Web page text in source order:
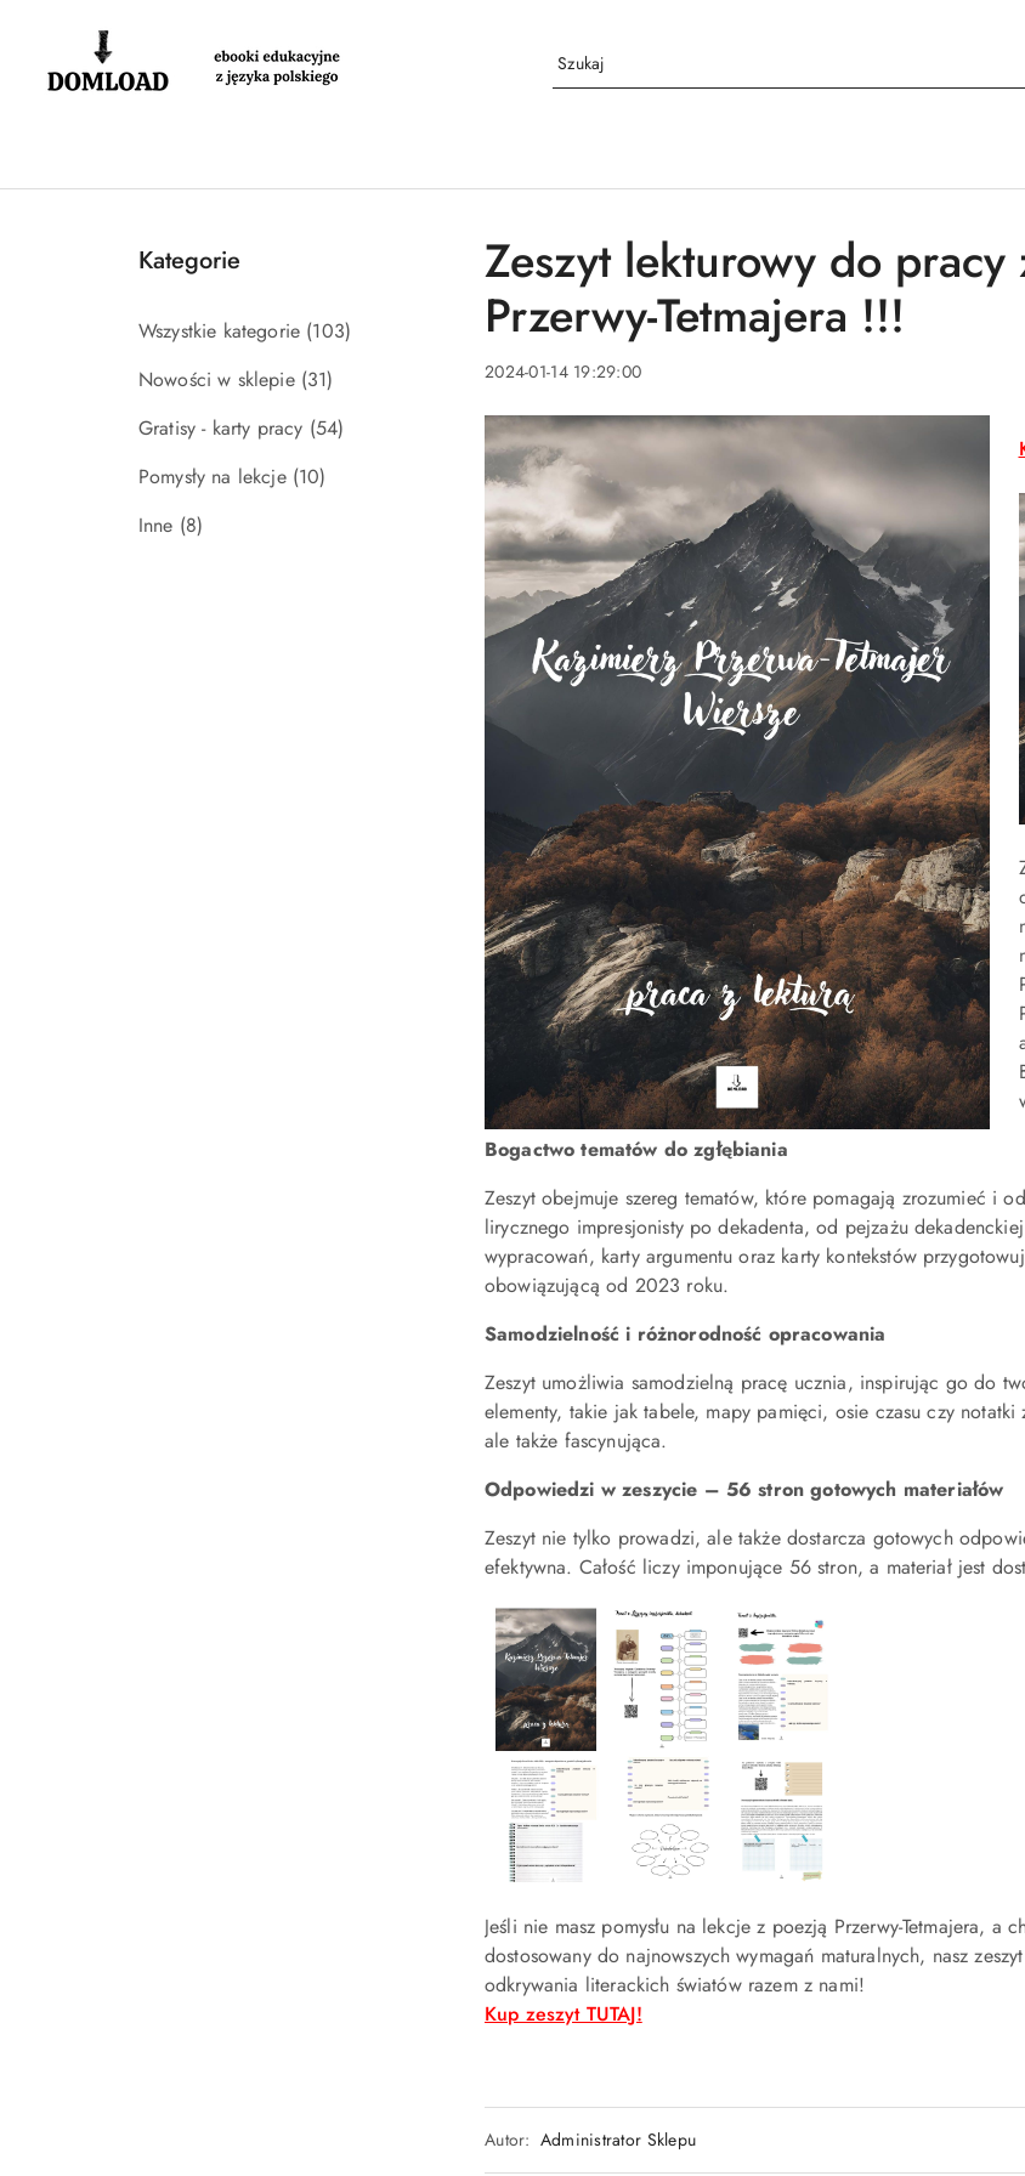
Przejdź do treści głównej
Przejdź do wyszukiwarki
Przejdź do moje konto
Przejdź do menu głównego
Przejdź do stopki
Kategorie
Wszystkie kategorie (103)
Nowości w sklepie (31)
Gratisy - karty pracy (54)
Pomysły na lekcje (10)
Inne (8)
Zeszyt lekturowy do
Przerwy-Tetmajera !!!
2024-01-14 19:29:00
Bogactwo tematów do zgłębiania
Zeszyt obejmuje szereg tematów, które pomagają zrozumieć i
lirycznego impresjonisty po dekadenta, od pejzażu
wypracowań, karty argumentu oraz karty kontekstów
obowiązującą od 2023 roku.
Samodzielność i różnorodność opracowania
Zeszyt umożliwia samodzielną pracę ucznia, inspirując go do
elementy, takie jak tabele, mapy pamięci, osie czasu czy
ale także fascynująca.
Odpowiedzi w zeszycie – 56 stron gotowych materiałów
Zeszyt nie tylko prowadzi, ale także dostarcza gotowych
efektywna. Całość liczy imponujące 56 stron, a materiał jest
Jeśli nie masz pomysłu na lekcje z poezją Przerwy-Tetmajera,
dostosowany do najnowszych wymagań maturalnych, nasz
odkrywania literackich światów razem z nami!
Kup zeszyt TUTAJ!
Autor: Administrator Sklepu